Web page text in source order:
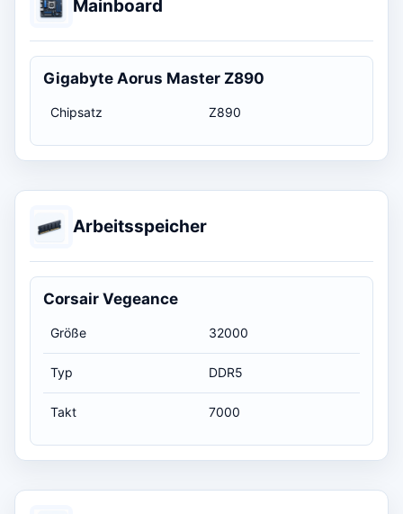
Mainboard
Gigabyte Aorus Master Z890
Chipsatz Z890
Arbeitsspeicher
Corsair Vegeance
Größe 32000
Typ DDR5
Takt 7000